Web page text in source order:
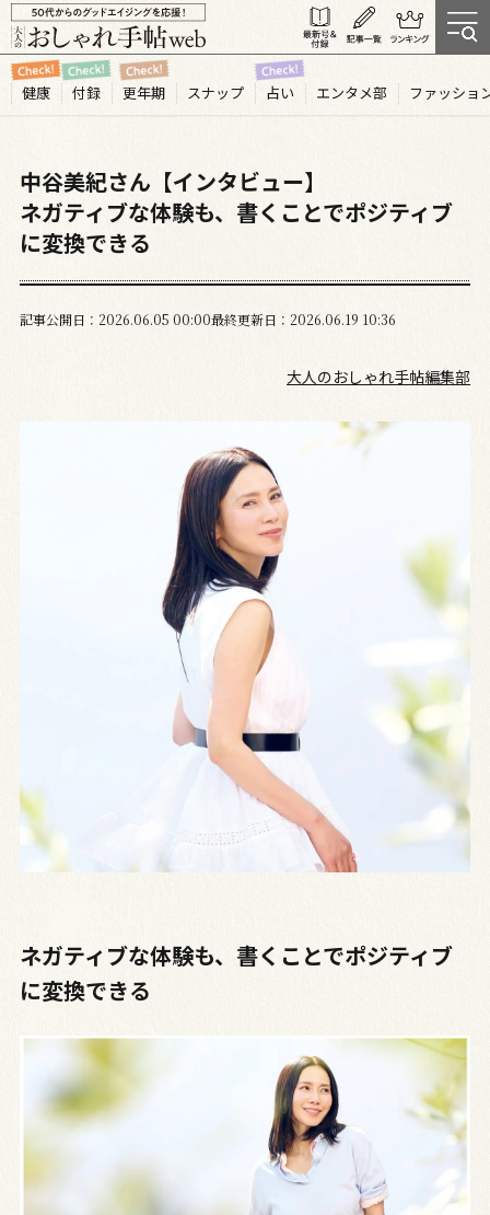
健康 付録 更年期 スナップ 占い エンタメ部 ファッショ
中谷美紀さん【インタビュー】
ネガティブな体験も、書くことでポジティブ
に変換できる
記事公開日 2026.06 05 00:00最終更新日 2026.06.19 10:36
大人のおしゃれ手帖編集部
ネガティブな体験も、書くことでポジティブ
に変換できる